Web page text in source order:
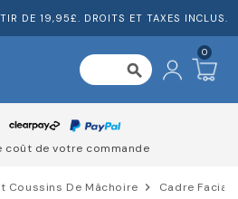
DE 19,95£. DROITS ET TAXES INCLUS.
search
0
coût de votre commande
Coussins De Mâchoire chevron_right Cadre Facial